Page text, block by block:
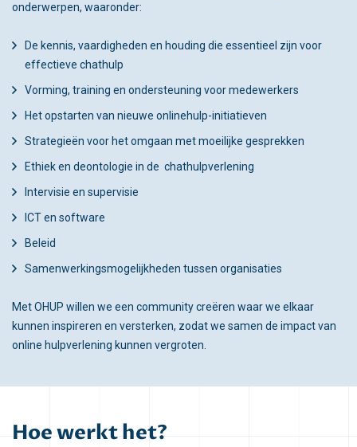
onderwerpen, waaronder:
De kennis, vaardigheden en houding die essentieel zijn voor
effectieve chathulp
Vorming, training en ondersteuning voor medewerkers
Het opstarten van nieuwe onlinehulp-initiatieven
Strategieën voor het omgaan met moeilijke gesprekken
Ethiek en deontologie in de chathulpverlening
Intervisie en supervisie
ICT en software
Beleid
Samenwerkingsmogelijkheden tussen organisaties
Met OHUP willen we een community creëren waar we elkaar
kunnen inspireren en versterken, zodat we samen de impact van
online hulpverlening kunnen vergroten.
Hoe werkt het?